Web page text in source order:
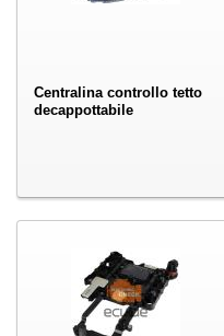
Centralina controllo tetto
decappottabile